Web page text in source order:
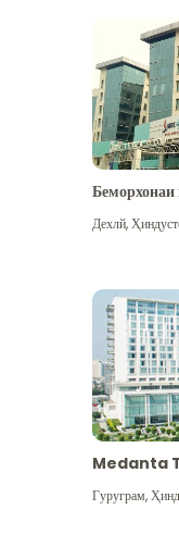
Дехлй,
Medanta
Гуруграм,